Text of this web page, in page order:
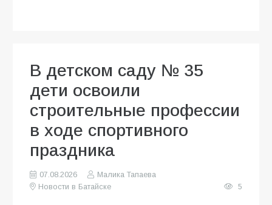
В детском саду № 35
дети освоили
строительные профессии
в ходе спортивного
праздника
07.08.2026
Малика Тапаева
Новости в Батайске
5